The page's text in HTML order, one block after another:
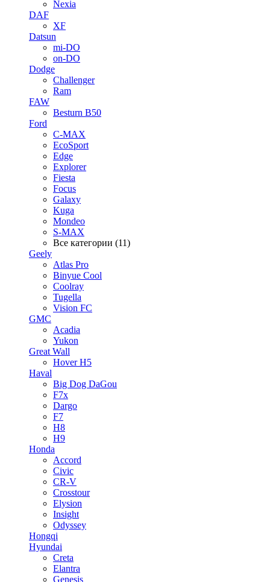
Nexia
DAF
XF
Datsun
mi-DO
on-DO
Dodge
Challenger
Ram
FAW
Besturn B50
Ford
C-MAX
EcoSport
Edge
Explorer
Fiesta
Focus
Galaxy
Kuga
Mondeo
S-MAX
Все категории (11)
Geely
Atlas Pro
Binyue Cool
Coolray
Tugella
Vision FC
GMC
Acadia
Yukon
Great Wall
Hover H5
Haval
Big Dog DaGou
F7x
Dargo
F7
H8
H9
Honda
Accord
Civic
CR-V
Crosstour
Elysion
Insight
Odyssey
Hongqi
Hyundai
Creta
Elantra
Genesis